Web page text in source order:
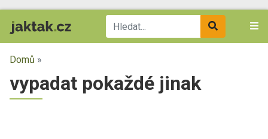
Domů »
vypadat pokaždé jinak